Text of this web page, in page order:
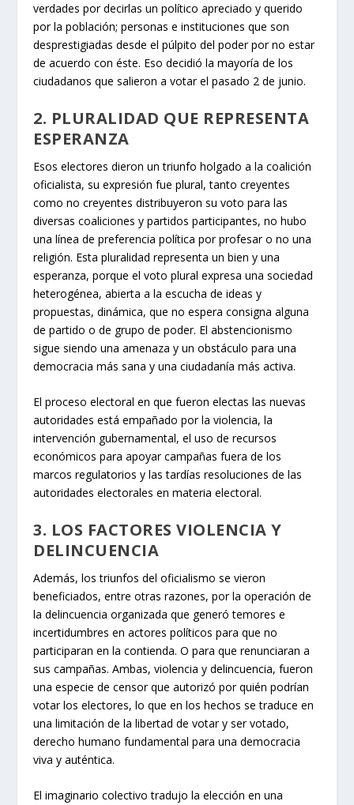
verdades por decirlas un político apreciado y querido
por la población; personas e instituciones que son
desprestigiadas desde el púlpito del poder por no estar
de acuerdo con éste. Eso decidió la mayoría de los
ciudadanos que salieron a votar el pasado 2 de junio.
2. PLURALIDAD QUE REPRESENTA
ESPERANZA
Esos electores dieron un triunfo holgado a la coalición
oficialista, su expresión fue plural, tanto creyentes
como no creyentes distribuyeron su voto para las
diversas coaliciones y partidos participantes, no hubo
una línea de preferencia política por profesar o no una
religión. Esta pluralidad representa un bien y una
esperanza, porque el voto plural expresa una sociedad
heterogénea, abierta a la escucha de ideas y
propuestas, dinámica, que no espera consigna alguna
de partido o de grupo de poder. El abstencionismo
sigue siendo una amenaza y un obstáculo para una
democracia más sana y una ciudadanía más activa.
El proceso electoral en que fueron electas las nuevas
autoridades está empañado por la violencia, la
intervención gubernamental, el uso de recursos
económicos para apoyar campañas fuera de los
marcos regulatorios y las tardías resoluciones de las
autoridades electorales en materia electoral.
3. LOS FACTORES VIOLENCIA Y
DELINCUENCIA
Además, los triunfos del oficialismo se vieron
beneficiados, entre otras razones, por la operación de
la delincuencia organizada que generó temores e
incertidumbres en actores políticos para que no
participaran en la contienda. O para que renunciaran a
sus campañas. Ambas, violencia y delincuencia, fueron
una especie de censor que autorizó por quién podrían
votar los electores, lo que en los hechos se traduce en
una limitación de la libertad de votar y ser votado,
derecho humano fundamental para una democracia
viva y auténtica.
El imaginario colectivo tradujo la elección en una